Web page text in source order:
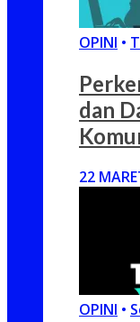
OPINI •
dan
22
OPINI •